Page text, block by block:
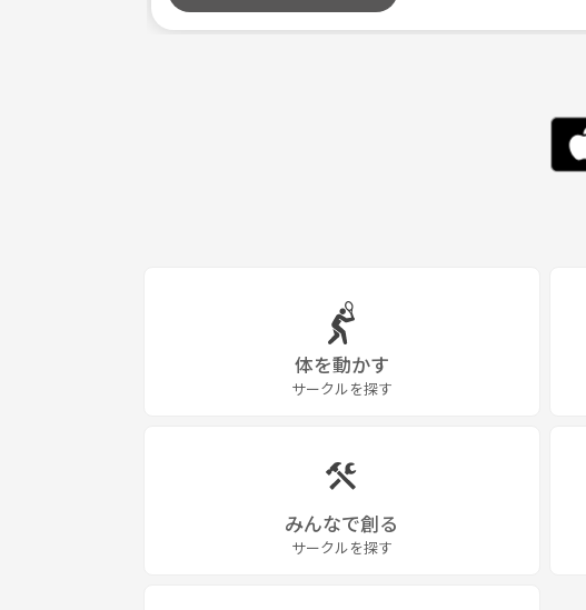
体を動かす
サークルを探す
みんなで創る
サークルを探す